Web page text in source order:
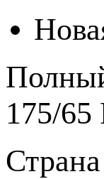
175/65